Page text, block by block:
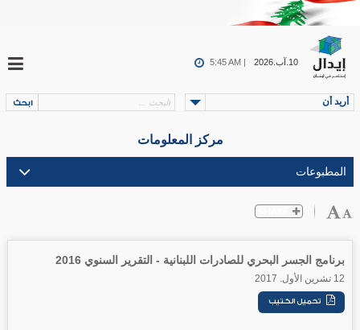
10.آب.2026 5:45 AM |
أريد أن
مركز المعلومات
برنامج الجسر البحري للصادرات اللبنانية - التقرير السنوي 2016
12 تشرين الأول. 2017